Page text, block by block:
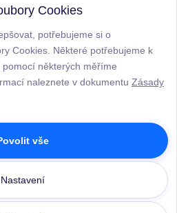
Odeslat
Cookies
potřebujeme si o
Cookies. Některé potřebujeme k
některých měříme
naleznete v dokumentu Zásady
vše
Nastavení